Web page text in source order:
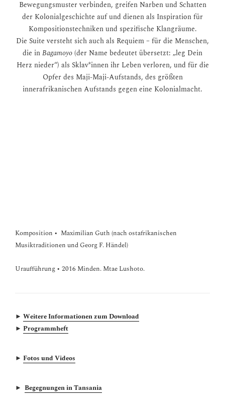
Bewegungsmuster verbinden, greifen Narben und Schatten
der Kolonialgeschichte auf und dienen als Inspiration für
Kompositionstechniken und spezifische Klangräume.
Die Suite versteht sich auch als Requiem – für die Menschen,
die inBagamoyo(der Name bedeutet übersetzt: „leg Dein
Herz nieder“) als Sklav*innen ihr Leben verloren, und für die
Opfer des Maji-Maji-Aufstands, des größten
innerafrikanischen Aufstands gegen eine Kolonialmacht.
Komposition • Maximilian Guth (nach ostafrikanischen
Musiktraditionen und Georg F. Händel)
Uraufführung • 2016 Minden. Mtae Lushoto.
► Weitere Informationen zum Download
► Programmheft
► Fotos und Videos
► Begegnungen in Tansania